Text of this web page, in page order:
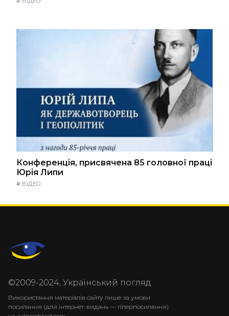
Конференція, присвячена 85 головної праці
Юрія Липи
# ВІДЕО
©2009-2024, Український погляд.
Використання матеріалів сайту лише за умови
посилання (для інтернет-видань — гіперпосилання)